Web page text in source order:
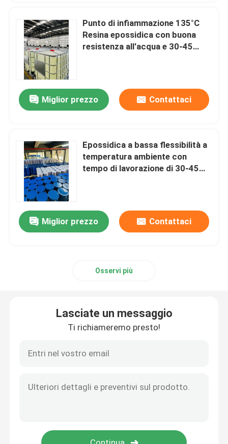
Punto di infiammazione 135°C
Resina epossidica con buona
resistenza all'acqua e 30-45
Miglior prezzo Contattaci
Epossidica a bassa flessibilità a
temperatura ambiente con
tempo di lavorazione di 30-45
Miglior prezzo Contattaci
Osservi più
Lasciate un messaggio
Ti richiameremo presto!